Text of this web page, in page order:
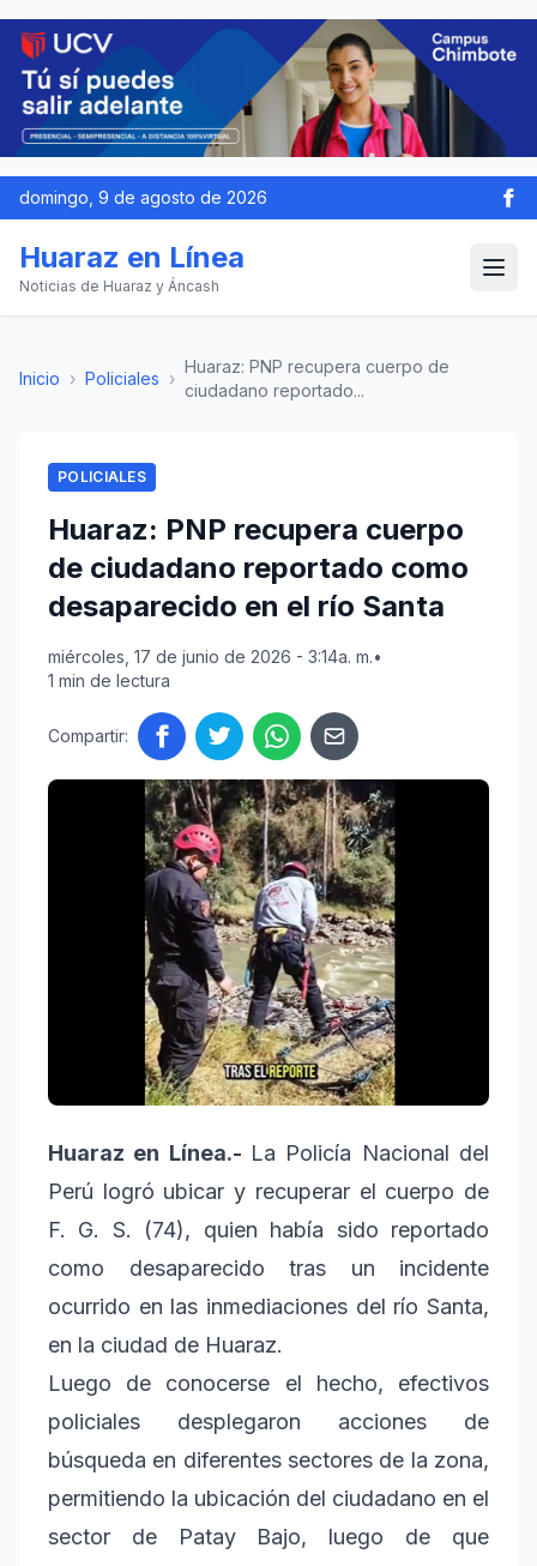
domingo, 9 de agosto de 2026
Huaraz en Línea
Noticias de Huaraz y Áncash
Inicio › Policiales ›
Huaraz: PNP recupera cuerpo de
ciudadano reportado...
POLICIALES
Huaraz: PNP recupera cuerpo
de ciudadano reportado como
desaparecido en el río Santa
miércoles, 17 de junio de 2026 - 3:14a. m.•
1 min de lectura
Compartir:
Huaraz en Línea.- La Policía Nacional del
Perú logró ubicar y recuperar el cuerpo de
F. G. S. (74), quien había sido reportado
como desaparecido tras un incidente
ocurrido en las inmediaciones del río Santa,
en la ciudad de Huaraz.
Luego de conocerse el hecho, efectivos
policiales desplegaron acciones de
búsqueda en diferentes sectores de la zona,
permitiendo la ubicación del ciudadano en el
sector de Patay Bajo, luego de que